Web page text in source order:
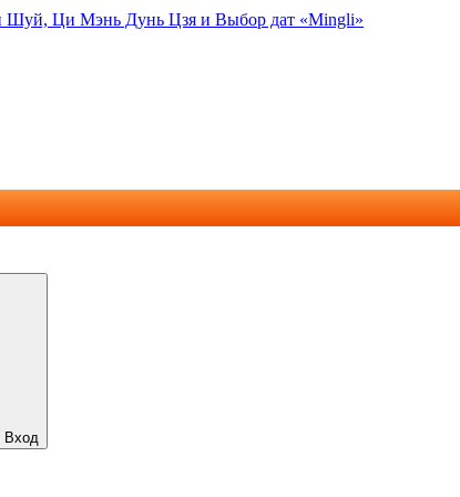
Шуй, Ци Мэнь Дунь Цзя и Выбор дат «Mingli»
Вход